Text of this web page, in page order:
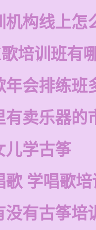
机构线上怎
培训班有
年会排练班
有卖乐器的
儿学古筝
歌 学唱歌
没有古筝培